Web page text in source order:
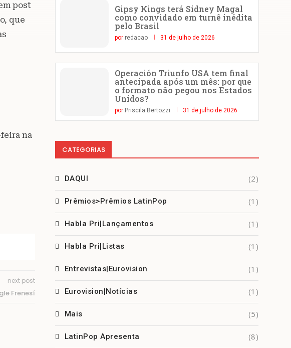
post
que
na
next post
Frenesí
Gipsy Kings terá Sidney Magal
como convidado em turnê inédita
pelo Brasil
por redacao 31 de julho de 2026
Operación Triunfo USA tem final
antecipada após um mês: por que
o formato não pegou nos Estados
Unidos?
por Priscila Bertozzi 31 de julho de 2026
CATEGORIAS
DAQUI (2)
Prêmios>Prêmios LatinPop (1)
Habla Pri|Lançamentos (1)
Habla Pri|Listas (1)
Entrevistas|Eurovision (1)
Eurovision|Notícias (1)
Mais (5)
LatinPop Apresenta (8)